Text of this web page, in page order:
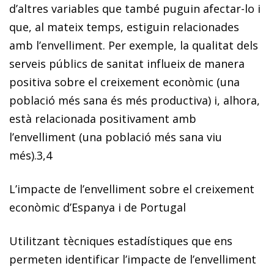
d’altres variables que també puguin afectar-lo i
que, al mateix temps, estiguin relacionades
amb l’envelliment. Per exemple, la qualitat dels
serveis públics de sanitat influeix de manera
positiva sobre el creixement econòmic (una
població més sana és més productiva) i, alhora,
està relacionada positivament amb
l’envelliment (una població més sana viu
més).3,4
L’impacte de l’envelliment sobre el creixement
econòmic d’Espanya i de Portugal
Utilitzant tècniques estadístiques que ens
permeten identificar l’impacte de l’envelliment